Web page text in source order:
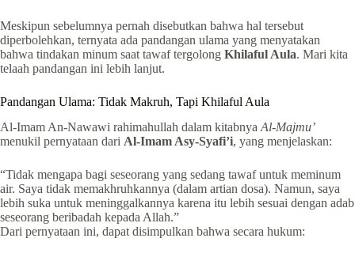
Meskipun sebelumnya pernah disebutkan bahwa hal tersebut
diperbolehkan, ternyata ada pandangan ulama yang menyatakan
bahwa tindakan minum saat tawaf tergolong Khilaful Aula. Mari kita
telaah pandangan ini lebih lanjut.
Pandangan Ulama: Tidak Makruh, Tapi Khilaful Aula
Al-Imam An-Nawawi rahimahullah dalam kitabnyaAl-Majmu’
menukil pernyataan dari Al-Imam Asy-Syafi’i, yang menjelaskan:
“Tidak mengapa bagi seseorang yang sedang tawaf untuk meminum
air. Saya tidak memakhruhkannya (dalam artian dosa). Namun, saya
lebih suka untuk meninggalkannya karena itu lebih sesuai dengan adab
seseorang beribadah kepada Allah.”
Dari pernyataan ini, dapat disimpulkan bahwa secara hukum: